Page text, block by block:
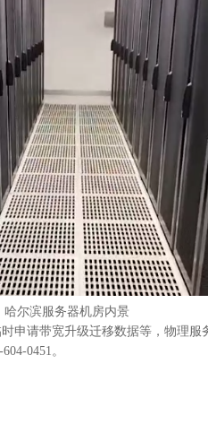
哈尔滨服务器机房内景
请带宽升级迁移数据等，物理服
0451。